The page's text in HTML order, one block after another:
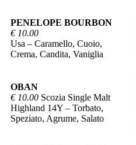
PENELOPE BOURBON
€ 10.00
Usa – Caramello, Cuoio,
Crema, Candita, Vaniglia
OBAN
€ 10.00 Scozia Single Malt
Highland 14Y – Torbato,
Speziato, Agrume, Salato